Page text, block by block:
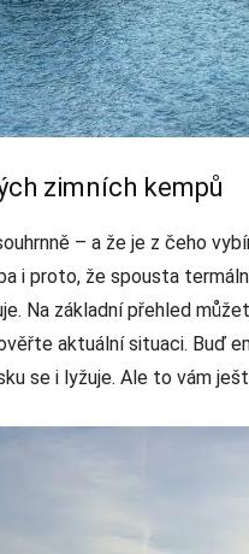
zimních kempů
– a že je z čeho
i proto, že spousta
Na základní přehled
aktuální situaci. Buď
se i lyžuje. Ale to vám